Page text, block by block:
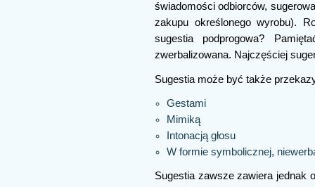
świadomości odbiorców,
zakupu określonego wyrobu).
sugestia podprogowa?
zwerbalizowana. Najczęściej
Sugestia może być także
Gestami
Mimiką
Intonacją głosu
W formie symbolicznej,
Sugestia zawsze zawiera jednak